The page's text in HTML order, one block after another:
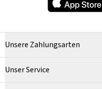
Unsere Zahlungsarten
Unser Service